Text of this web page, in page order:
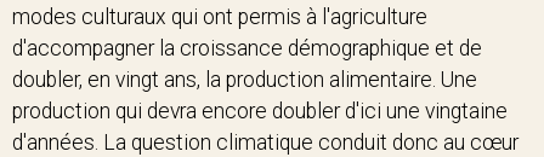
modes culturaux qui ont permis à l'agriculture
d'accompagner la croissance démographique et de
doubler, en vingt ans, la production alimentaire. Une
production qui devra encore doubler d'ici une vingtaine
d'années. La question climatique conduit donc au cœur